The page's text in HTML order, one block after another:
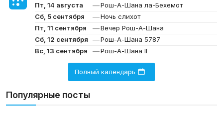
Пт, 14 августа
—Рош-А-Шана ла-Бехемот
Сб, 5 сентября
—Ночь слихот
Пт, 11 сентября
—Вечер Рош-А-Шана
Сб, 12 сентября
—Рош-А-Шана 5787
Вс, 13 сентября
—Рош-А-Шана II
Полный календарь
Популярные посты